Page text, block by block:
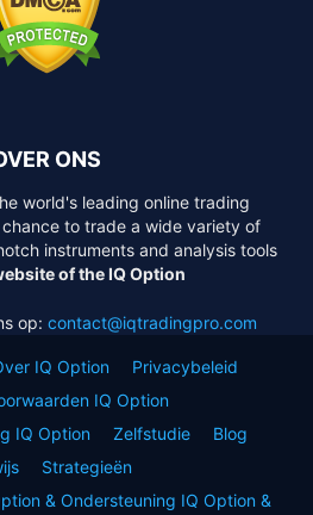
ONS
world's leading online trading
to trade a wide variety of
instruments and analysis tools
of the IQ Option
op: contact@iqtradingpro.com
IQ Option
Privacybeleid
IQ Option
IQ Option
Zelfstudie
Blog
Strategieën
& Ondersteuning IQ Option &